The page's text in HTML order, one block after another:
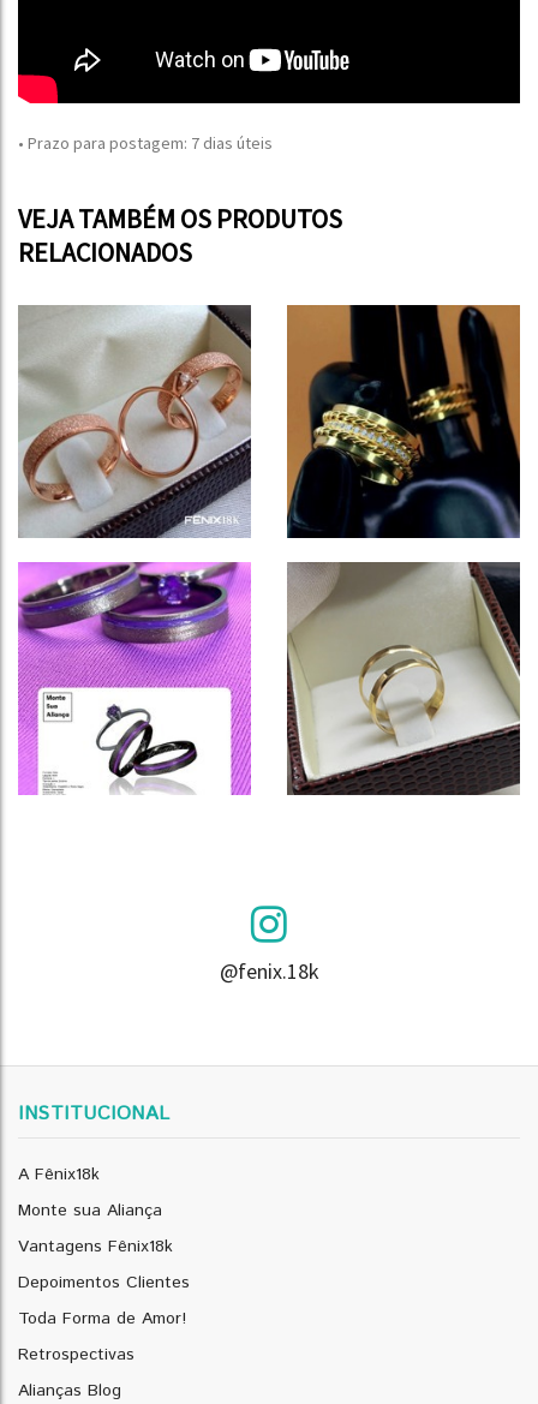
• Prazo para postagem: 7 dias úteis
VEJA TAMBÉM OS PRODUTOS
RELACIONADOS
@fenix.18k
INSTITUCIONAL
A Fênix18k
Monte sua Aliança
Vantagens Fênix18k
Depoimentos Clientes
Toda Forma de Amor!
Retrospectivas
Alianças Blog